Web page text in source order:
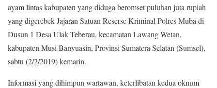
ayam lintas kabupaten yang diduga beromset puluhan juta rupiah
yang digerebek Jajaran Satuan Reserse Kriminal Polres Muba di
Dusun 1 Desa Ulak Teberau, kecamatan Lawang Wetan,
kabupaten Musi Banyuasin, Provinsi Sumatera Selatan (Sumsel),
sabtu (2/2/2019) kemarin.
Informasi yang dihimpun wartawan, keterlibatan kedua oknum